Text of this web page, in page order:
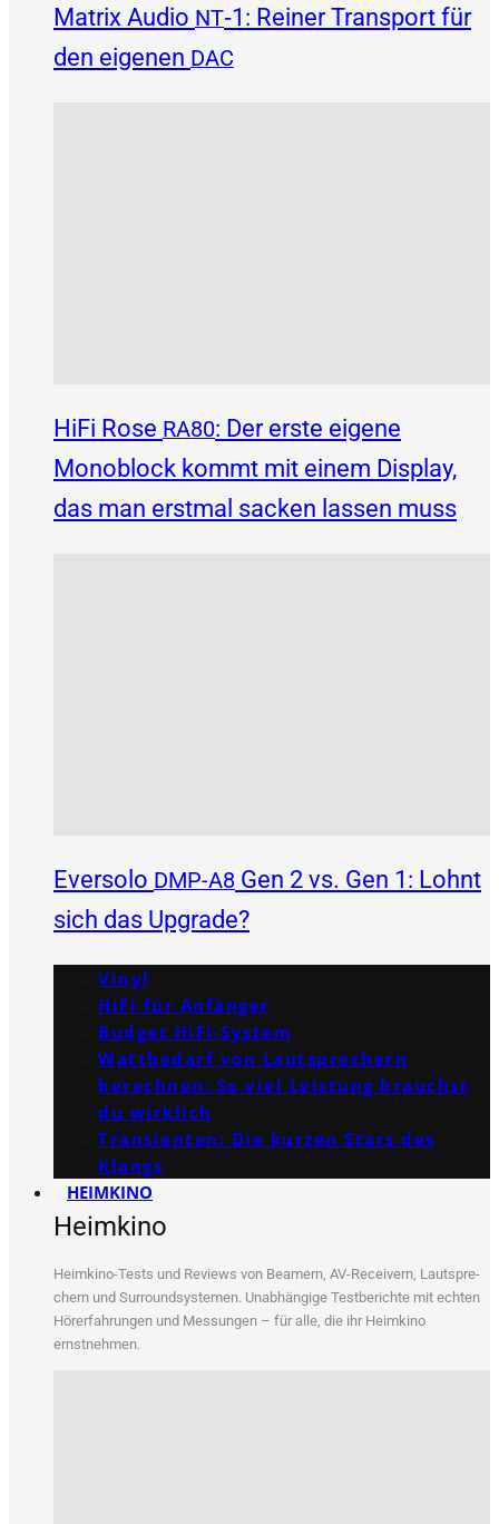
Matrix Audio NT‑1: Reiner Transport für
den eigenen DAC
HiFi Rose RA80: Der erste eigene
Monoblock kommt mit einem Display,
das man erstmal sacken lassen muss
Eversolo DMP-A8 Gen 2 vs. Gen 1: Lohnt
sich das Upgrade?
Vinyl
HiFi für Anfänger
Budget HiFi-System
Wattbedarf von Lautsprechern
berechnen: So viel Leistung brauchst
du wirklich
Transienten: Die kurzen Stars des
Klangs
HEIMKINO
Heimkino
Heim­ki­no-Tests und Reviews von Bea­mern, AV-Recei­vern, Laut­spre­
chern und Sur­round­sys­te­men. Unab­hän­gi­ge Test­be­rich­te mit ech­ten
Hör­erfah­run­gen und Mes­sun­gen – für alle, die ihr Heim­ki­no
ernstnehmen.